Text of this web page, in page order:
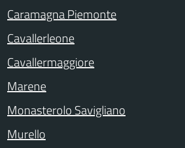
Caramagna Piemonte
Cavallerleone
Cavallermaggiore
Marene
Monasterolo Savigliano
Murello